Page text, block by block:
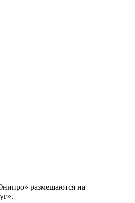
размещаются на